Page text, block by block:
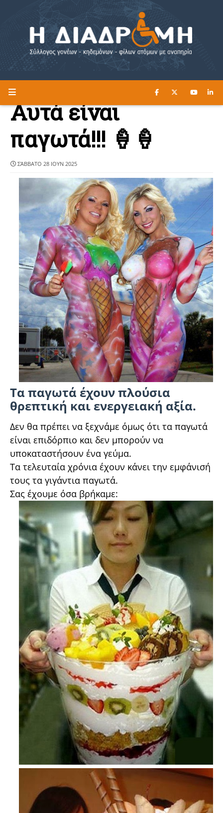
Η ΔΙΑΔΡΟΜΗ ΔΙΑΒΑΣΤΕ ΕΔΩ ►
Αυτά είναι
παγωτά!!! 🍦🍦
ΣΆΒΒΑΤΟ 28 ΙΟΥΝ 2025
Τα παγωτά έχουν πλούσια
θρεπτική και ενεργειακή αξία.
Δεν θα πρέπει να ξεχνάμε όμως ότι τα παγωτά
είναι επιδόρπιο και δεν μπορούν να
υποκαταστήσουν ένα γεύμα.
Τα τελευταία χρόνια έχουν κάνει την εμφάνισή
τους τα γιγάντια παγωτά.
Σας έχουμε όσα βρήκαμε: